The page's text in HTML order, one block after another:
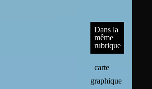
Dans la
même
rubrique
carte
graphique :